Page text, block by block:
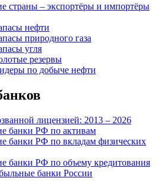
страны – экспортёры и импортёры
нефти
природного газа
угля
резервы
по добыче нефти
лицензией: 2013 – 2026
банки РФ по активам
банки РФ по вкладам физических
банки РФ по объему кредитования
банки России